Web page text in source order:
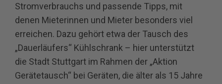
Stromverbrauchs und passende Tipps, mit
denen Mieterinnen und Mieter besonders viel
erreichen. Dazu gehört etwa der Tausch des
„Dauerläufers“ Kühlschrank – hier unterstützt
die Stadt Stuttgart im Rahmen der „Aktion
Gerätetausch“ bei Geräten, die älter als 15 Jahre